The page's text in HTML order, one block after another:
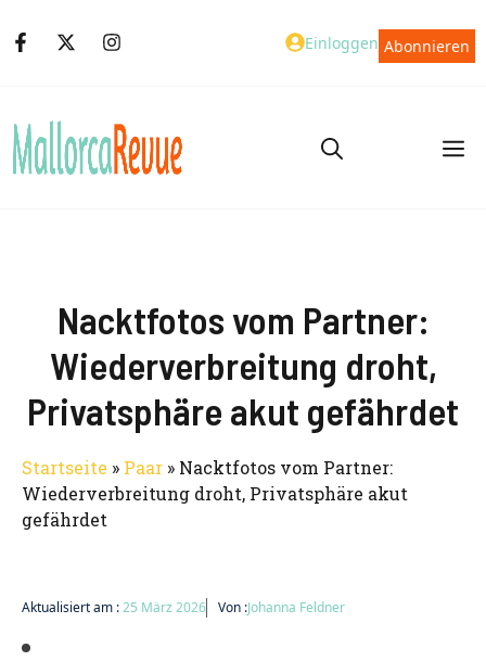
Zum
Inhalt
Einloggen Abonnieren
Nacktfotos vom Partner:
Wiederverbreitung droht,
Privatsphäre akut gefährdet
Startseite » Paar » Nacktfotos vom Partner:
Wiederverbreitung droht, Privatsphäre akut
gefährdet
Aktualisiert am :25 März 2026 Von :Johanna Feldner